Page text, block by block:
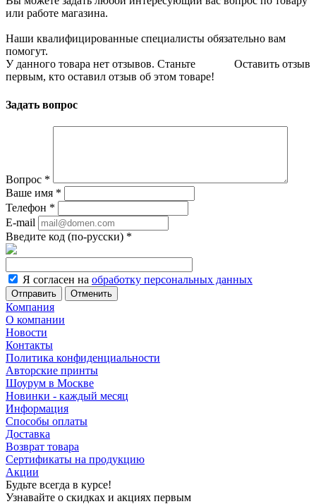
или работе магазина.
Наши квалифицированные специалисты обязательно вам
помогут.
Оставить отзыв
У данного товара нет отзывов. Станьте
первым, кто оставил отзыв об этом товаре!
Задать вопрос
Вопрос *
Ваше имя *
Телефон *
E-mail
Введите код (по-русски) *
Я согласен на обработку персональных данных
Отменить
Компания
О компании
Новости
Контакты
Политика конфиденциальности
Авторские принты
Шоурум в Москве
Новинки - каждый месяц
Информация
Способы оплаты
Доставка
Возврат товара
Сертификаты на продукцию
Акции
Будьте всегда в курсе!
Узнавайте о скидках и акциях первым